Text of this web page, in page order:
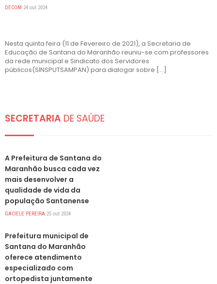
DECOM 24 out 2024
Nesta quinta feira (11 de Fevereiro de 2021), a Secretaria de
Educação de Santana do Maranhão reuniu-se com professores
da rede municipal e Sindicato dos Servidores
públicos(SINSPUTSAMPAN) para dialogar sobre […]
SECRETARIA DE SAÚDE
A Prefeitura de Santana do
Maranhão busca cada vez
mais desenvolver a
qualidade de vida da
população Santanense
GACIELE PEREIRA 25 out 2024
Prefeitura municipal de
Santana do Maranhão
oferece atendimento
especializado com
ortopedista juntamente